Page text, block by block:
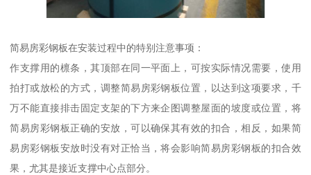
简易房彩钢板在安装过程中的特别注意事项：
作支撑用的檩条，其顶部在同一平面上，可按实际情况需要，使用
拍打或放松的方式，调整简易房彩钢板位置，以达到这项要求，千
万不能直接排击固定支架的下方来企图调整屋面的坡度或位置，将
简易房彩钢板正确的安放，可以确保其有效的扣合，相反，如果简
易房彩钢板安放时没有对正恰当，将会影响简易房彩钢板的扣合效
果，尤其是接近支撑中心点部分。